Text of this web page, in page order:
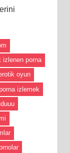
izlenen porna
oyun
izlemek